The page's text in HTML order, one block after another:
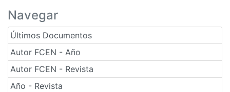
Navegar
Últimos Documentos
Autor FCEN - Año
Autor FCEN - Revista
Año - Revista